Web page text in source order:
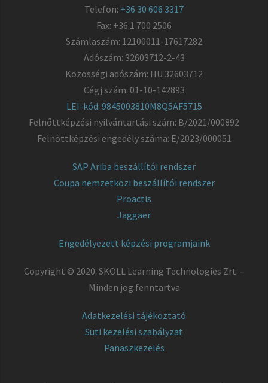
Telefon: +36 30 606 3317
Fax: +36 1 700 2506
Számlaszám: 12100011-17617282
Adószám: 32603712-2-43
Közösségi adószám: HU 32603712
Cégj.szám: 01-10-142893
LEI-kód: 9845003810M8Q5AF5715
Felnőttképzési nyilvántartási szám: B/2021/000892
Felnőttképzési engedély száma: E/2023/000051
SAP Ariba beszállítói rendszer
Coupa nemzetközi beszállítói rendszer
Proactis
Jaggaer
Engedélyezett képzési programjaink
Copyright © 2020. SKOLL Learning Technologies Zrt. –
Minden jog fenntartva
Adatkezelési tájékoztató
Süti kezelési szabályzat
Panaszkezelés